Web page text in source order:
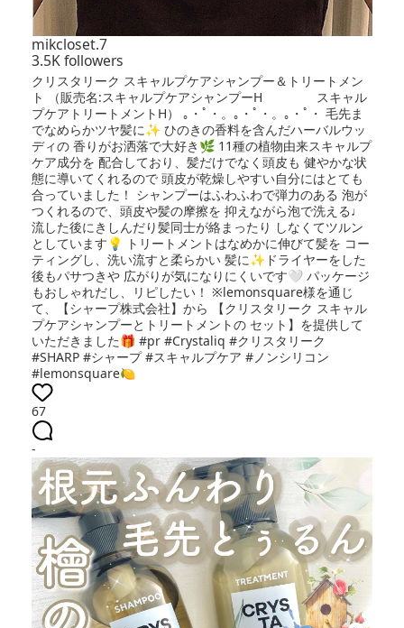
mikcloset.7
3.5K followers
クリスタリーク スキャルプケアシャンプー＆トリートメン
ト （販売名:スキャルプケアシャンプーH スキャル
プケアトリートメントH） ｡・ﾟ・。｡・ﾟ・。｡・ﾟ・ 毛先ま
でなめらかツヤ髪に✨ ひのきの香料を含んだハーバルウッ
ディの 香りがお洒落で大好き🌿 11種の植物由来スキャルプ
ケア成分を 配合しており、髪だけでなく頭皮も 健やかな状
態に導いてくれるので 頭皮が乾燥しやすい自分にはとても
合っていました！ シャンプーはふわふわで弾力のある 泡が
つくれるので、頭皮や髪の摩擦を 抑えながら泡で洗える♩
流した後にきしんだり髪同士が絡まったり しなくてツルン
としています💡 トリートメントはなめかに伸びて髪を コー
ティングし、洗い流すと柔らかい 髪に✨ドライヤーをした
後もパサつきや 広がりが気になりにくいです🤍 パッケージ
もおしゃれだし、リピしたい！ ※lemonsquare様を通じ
て、【シャープ株式会社】から 【クリスタリーク スキャル
プケアシャンプーとトリートメントの セット】を提供して
いただきました🎁 #pr #Crystaliq #クリスタリーク
#SHARP #シャープ #スキャルプケア #ノンシリコン
#lemonsquare🍋
67
-